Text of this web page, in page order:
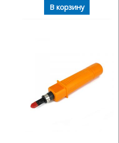
В корзину